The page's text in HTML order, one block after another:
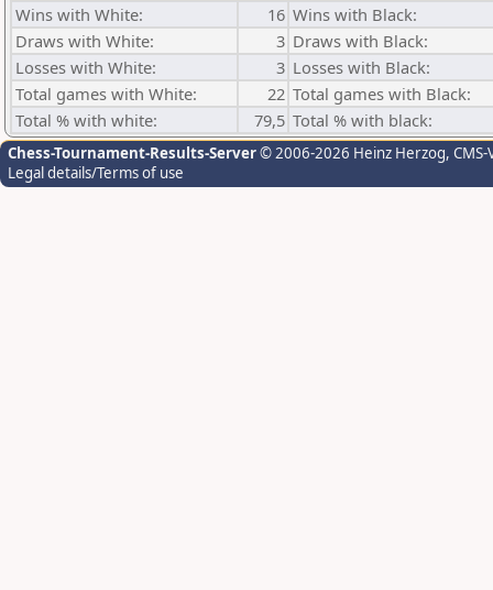
Wins with White:
16 Wins with Black:
Draws with White:
3 Draws with Black:
Losses with White:
3 Losses with Black:
Total games with White:
22 Total games with Black:
Total % with white:
79,5 Total % with black:
Chess-Tournament-Results-Server© 2006-2026 Heinz Herzog,
Legal details/Terms of use